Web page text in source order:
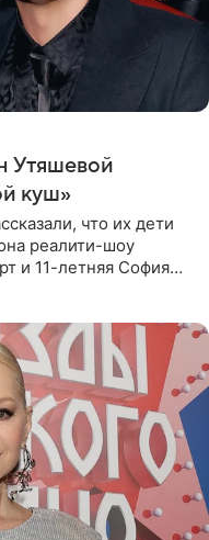
Утяшевой
куш»
что их дети
реалити-шоу
и 11-летняя София